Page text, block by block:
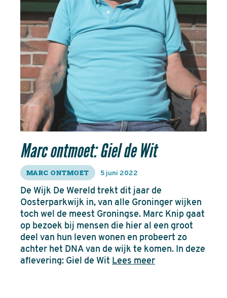
Marc ontmoet: Giel de Wit
MARC ONTMOET 5 juni 2022
De Wijk De Wereld trekt dit jaar de
Oosterparkwijk in, van alle Groninger wijken
toch wel de meest Groningse. Marc Knip gaat
op bezoek bij mensen die hier al een groot
deel van hun leven wonen en probeert zo
achter het DNA van de wijk te komen. In deze
aflevering: Giel de Wit Lees meer